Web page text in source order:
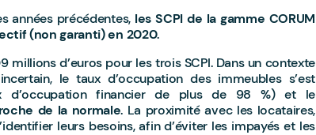
années précédentes, les SCPI de la gamme CORUM
(non garanti) en 2020.
d’euros pour les trois SCPI. Dans un contexte
le taux d’occupation des immeubles s’est
d’occupation financier de plus de 98 %) et le
de la normale. La proximité avec les locataires,
leurs besoins, afin d’éviter les impayés et les